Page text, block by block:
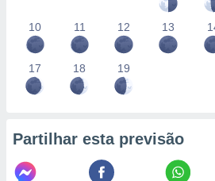
10 11 12 13
17 18 19
Partilhar esta previsão